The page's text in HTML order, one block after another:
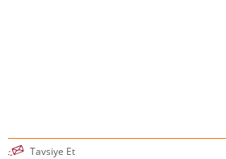
Tavsiye Et